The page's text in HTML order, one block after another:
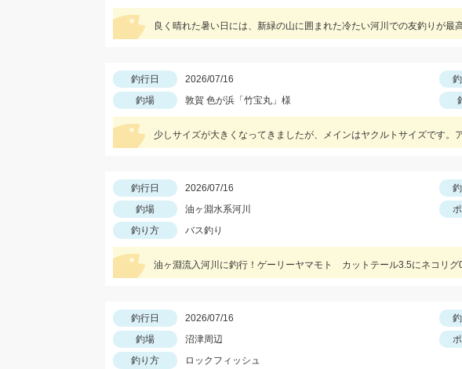
良く晴れた暑い日には、新緑の山に囲まれた冷たい河川での友釣りが最
釣行日 2026/07/16
釣場
敦賀 色が浜「竹宝丸」様
釣行日 2026/07/16
釣場
油ヶ淵水系河川
釣り方
バス釣り
油ヶ淵流入河川に釣行！ゲーリーヤマモト カットテール3.5にネコリグ
釣行日 2026/07/16
釣場
沼津周辺
釣り方
ロックフィッシュ